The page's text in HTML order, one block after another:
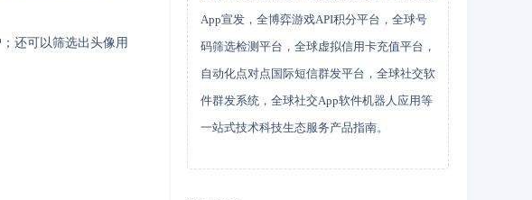
还可以筛选出头像用
App宣发，全博弈游戏API积分平台，全球号
码筛选检测平台，全球虚拟信用卡充值平台，
自动化点对点国际短信群发平台，全球社交软
件群发系统，全球社交App软件机器人应用等
一站式技术科技生态服务产品指南。